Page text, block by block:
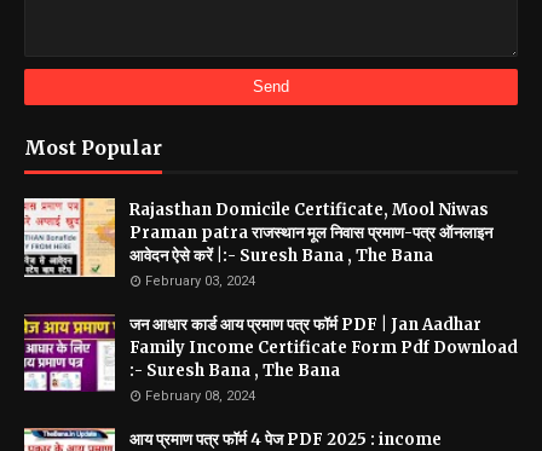
Most Popular
Rajasthan Domicile Certificate, Mool Niwas
Praman patra राजस्थान मूल निवास प्रमाण-पत्र ऑनलाइन
आवेदन ऐसे करें |:- Suresh Bana , The Bana
February 03, 2024
जन आधार कार्ड आय प्रमाण पत्र फॉर्म PDF | Jan Aadhar
Family Income Certificate Form Pdf Download
:- Suresh Bana , The Bana
February 08, 2024
आय प्रमाण पत्र फॉर्म 4 पेज PDF 2025 : income